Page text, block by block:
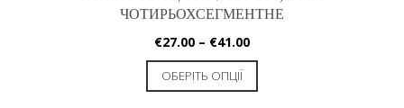
ЧОТИРЬОХСЕГМЕНТНЕ
€27.00 – €41.00
ОБЕРІТЬ ОПЦІЇ